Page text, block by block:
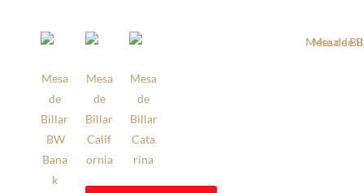
Mesa
de
Billar
BW
Bana
k
Mesa
de
Billar
Calif
ornia
Mesa
de
Billar
Cata
rina